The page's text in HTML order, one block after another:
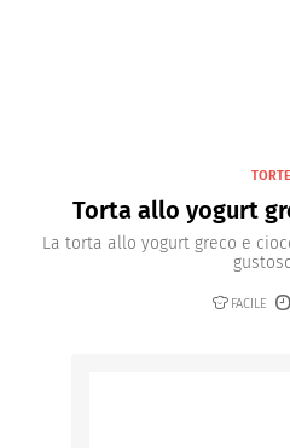
TORTE
Torta allo yogurt
La torta allo yogurt greco e
FACILE